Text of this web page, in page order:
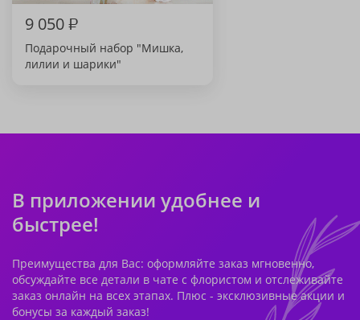
9 050₽
Подарочный набор "Мишка,
лилии и шарики"
В приложении удобнее и
быстрее!
Преимущества для Вас: оформляйте заказ мгновенно,
обсуждайте все детали в чате с флористом и отслеживайте
заказ онлайн на всех этапах. Плюс - эксклюзивные акции и
бонусы за каждый заказ!